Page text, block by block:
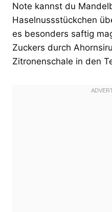
Note kannst du
Haselnussstückchen
es besonders saftig
Zuckers durch
Zitronenschale in den